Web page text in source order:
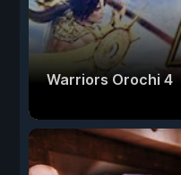
Warriors Orochi 4